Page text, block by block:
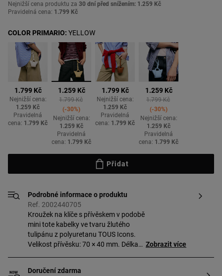
Nejnižší cena produktu za 30 dní před snížením: 1.259 Kč
Pravidelná cena: 1.799 Kč
1.799 Kč
Nejnižší cena:
1.259 Kč
Pravidelná
cena: 1.799 Kč
vybrané
1.259 Kč
Price reduced from
1.799 Kčto
-30%
Nejnižší cena:
1.259 Kč
Pravidelná
cena: 1.799 Kč
1.799 Kč
Nejnižší cena:
1.259 Kč
Pravidelná
cena: 1.799 Kč
1.259 Kč
Price reduced from
1.799 Kčto
-30%
Nejnižší cena:
1.259 Kč
Pravidelná
cena: 1.799 Kč
COLOR PRIMARIO: YELLOW
Přidat
Podrobné informace o produktu
Ref. 2002440705
Kroužek na klíče s přívěskem v podobě
mini tote kabelky ve tvaru žlutého
tulipánu z polyuretanu TOUS Icons.
Velikost přívěsku: 70 × 40 mm. Délka
Zobrazit více
Doručení zdarma